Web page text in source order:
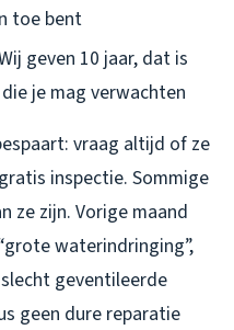
toe bent
geven 10 jaar, dat is
je mag verwachten
vraag altijd of ze
inspectie. Sommige
ze zijn. Vorige maand
waterindringing”,
geventileerde
geen dure reparatie